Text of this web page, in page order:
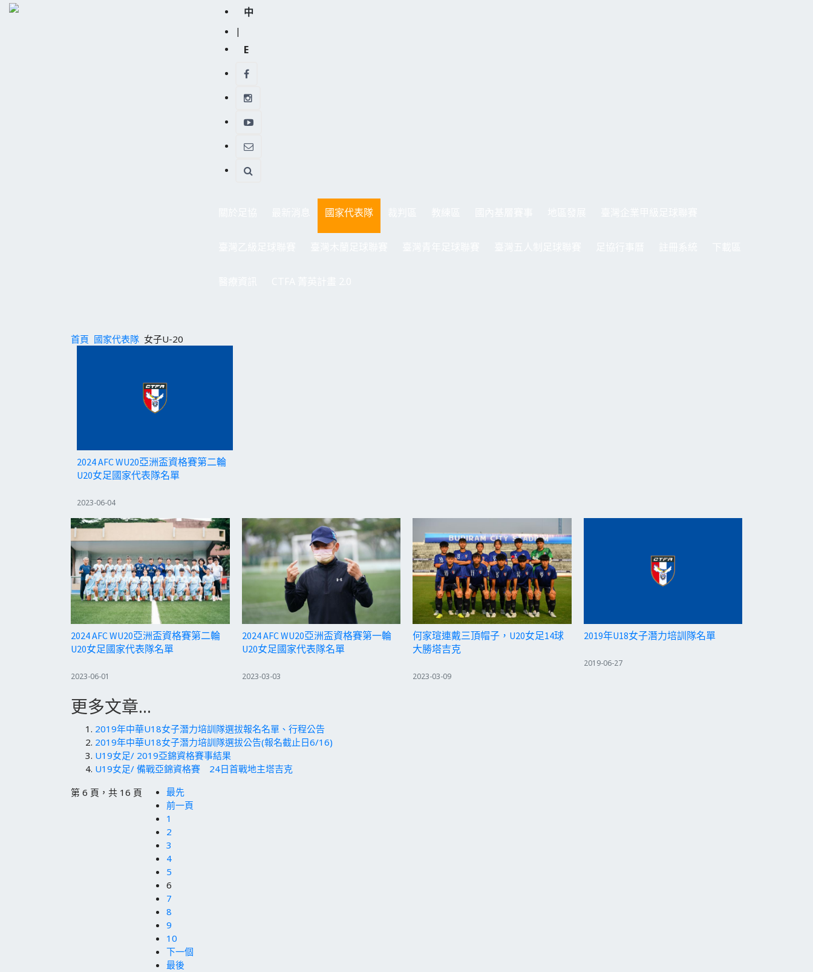
中
|
E
國家代表隊
首頁 國家代表隊 女子U-20
2024 AFC WU20亞洲盃資格賽第二輪
U20女足國家代表隊名單
2023-06-04
2024 AFC WU20亞洲盃資格賽第二輪
U20女足國家代表隊名單
2023-06-01
2024 AFC WU20亞洲盃資格賽第一輪
U20女足國家代表隊名單
2023-03-03
何家瑄連戴三頂帽子，U20女足14球
大勝塔吉克
2023-03-09
2019年U18女子潛力培訓隊名單
2019-06-27
更多文章...
2019年中華U18女子潛力培訓隊選拔報名名單、行程公告
2019年中華U18女子潛力培訓隊選拔公告(報名截止日6/16)
U19女足/ 2019亞錦資格賽事結果
U19女足/ 備戰亞錦資格賽 24日首戰地主塔吉克
第 6 頁，共 16 頁
最先
前一頁
1
2
3
4
5
6
7
8
9
10
下一個
最後